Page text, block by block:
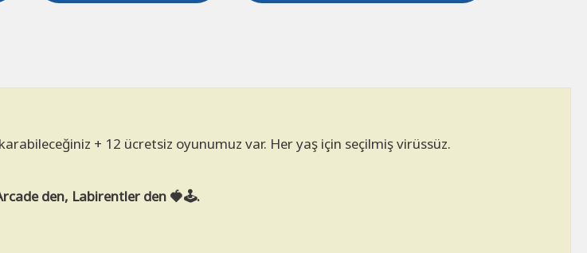
+ 12 ücretsiz oyunumuz var. Her yaş için seçilmiş virüssüz.
den, Labirentler den 🍓🕹️.